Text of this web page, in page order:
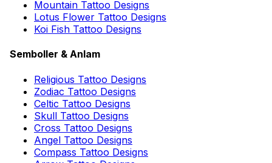
Mountain Tattoo Designs
Lotus Flower Tattoo Designs
Koi Fish Tattoo Designs
Semboller & Anlam
Religious Tattoo Designs
Zodiac Tattoo Designs
Celtic Tattoo Designs
Skull Tattoo Designs
Cross Tattoo Designs
Angel Tattoo Designs
Compass Tattoo Designs